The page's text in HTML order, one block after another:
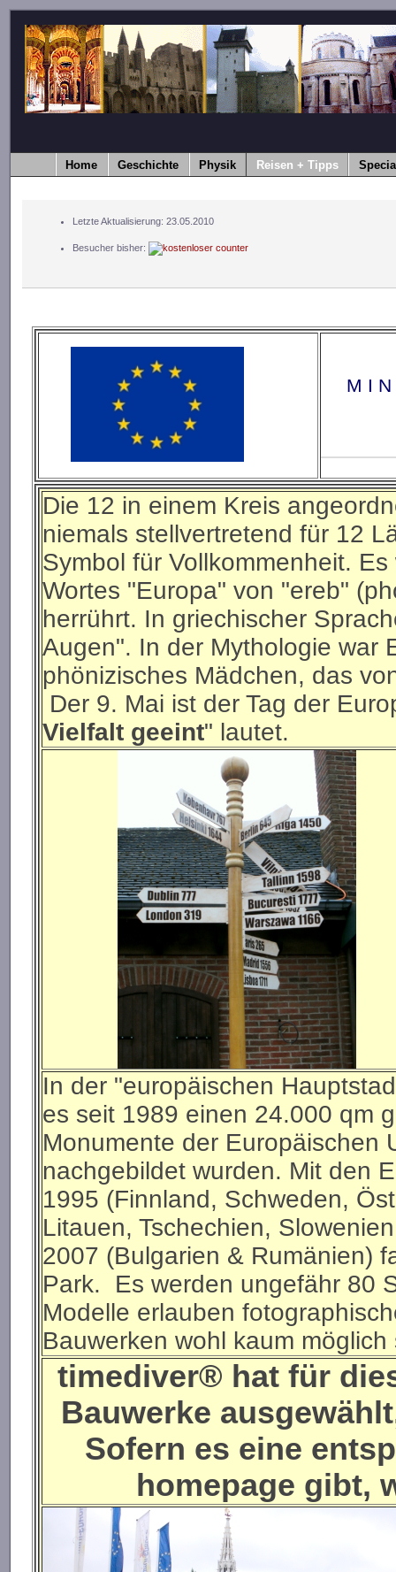
Home Geschichte Physik Reisen + Tipps
Letzte Aktualisierung: 23.05.2010
Besucher bisher:
M I N
Die 12 in einem Kreis
niemals stellvertretend für 12
Symbol für Vollkommenheit.
Wortes "Europa" von "ereb"
herrührt. In griechischer
Augen". In der Mythologie war
phönizisches Mädchen, das
Der 9. Mai ist der Tag der
Vielfalt geeint" lautet.
In der "europäischen
es seit 1989 einen 24.000 qm
Monumente der Europäischen
nachgebildet wurden. Mit den
1995 (Finnland, Schweden,
Litauen, Tschechien,
2007 (Bulgarien & Rumänien)
Park. Es werden ungefähr 80
Modelle erlauben
Bauwerken wohl kaum
timediver® hat für
Bauwerke
Sofern es eine
homepage gibt,